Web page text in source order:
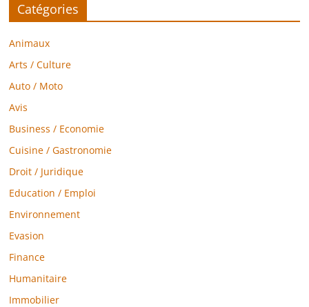
Catégories
Animaux
Arts / Culture
Auto / Moto
Avis
Business / Economie
Cuisine / Gastronomie
Droit / Juridique
Education / Emploi
Environnement
Evasion
Finance
Humanitaire
Immobilier